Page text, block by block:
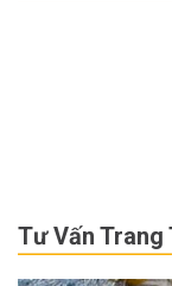
Tư Vấn Trang